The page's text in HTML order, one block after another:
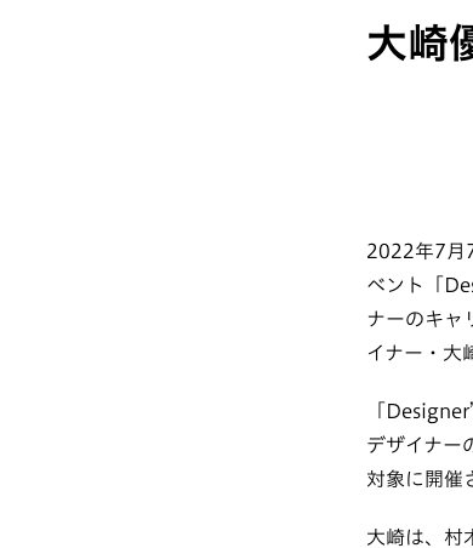
大崎
2022年7月
ベント「
ナーのキャ
イナー・大
「
デザイナー
対象に開催
大崎は、